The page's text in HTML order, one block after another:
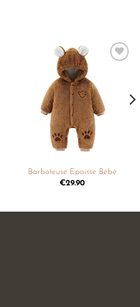
Barboteuse Epaisse Bébé
€29.90